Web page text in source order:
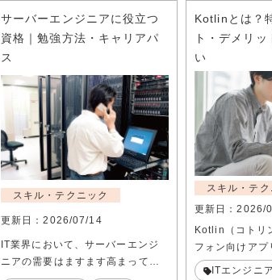
サーバーエンジニアに役立つ
資格｜勉強方法・キャリアパ
ス
スキル・テクニック
更新日：2026/07/14
IT業界において、サーバーエンジ
ニアの需要はますます高まって…
Kotlinとは？
ト・デメリ
い
スキル・テク
更新日：2026/
Kotlin（コトリ
フォン向けア
ITエンジニア